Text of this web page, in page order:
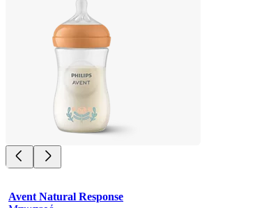
Avent Natural Response